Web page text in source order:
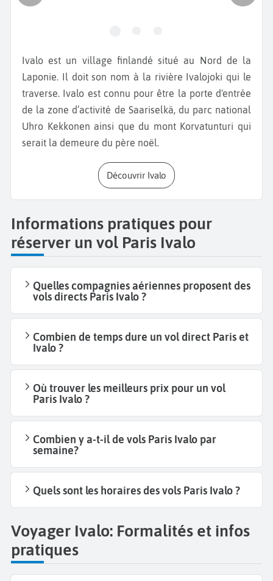
Ivalo est un village finlandé situé au Nord de la
Laponie. Il doit son nom à la rivière Ivalojoki qui le
traverse. Ivalo est connu pour être la porte d'entrée
de la zone d’activité de Saariselkä, du parc national
Uhro Kekkonen ainsi que du mont Korvatunturi qui
serait la demeure du père noël.
Découvrir Ivalo
Informations pratiques pour
réserver un vol Paris Ivalo
Quelles compagnies aériennes proposent des
vols directs Paris Ivalo ?
Combien de temps dure un vol direct Paris et
Ivalo ?
Où trouver les meilleurs prix pour un vol
Paris Ivalo ?
Combien y a-t-il de vols Paris Ivalo par
semaine?
Quels sont les horaires des vols Paris Ivalo ?
Voyager Ivalo: Formalités et infos
pratiques